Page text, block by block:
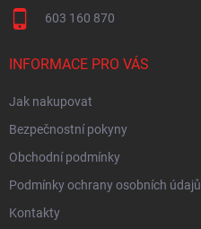
603 160 870
INFORMACE PRO VÁS
Jak nakupovat
Bezpečnostní pokyny
Obchodní podmínky
Podmínky ochrany osobních údajů
Kontakty